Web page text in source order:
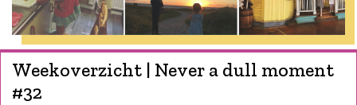
Weekoverzicht | Never a dull moment
#32